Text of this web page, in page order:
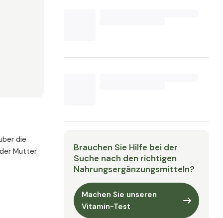
die
Mutter
Brauchen Sie Hilfe bei der
Suche nach den richtigen
Nahrungsergänzungsmitteln?
Machen Sie unseren
Vitamin-Test